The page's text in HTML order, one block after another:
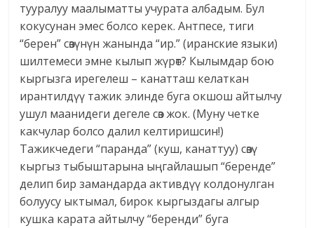
тууралуу маалыматты учурата албадым. Бул
кокусунан эмес болсо керек. Антпесе, тиги
“берен” сөзүнүн жанында “ир.” (иранские языки)
шилтемеси эмне кылып жүрөт? Кылымдар бою
кыргызга ирегелеш – канатташ келаткан
ирантилдүү тажик элинде буга окшош айтылчу
ушул маанидеги дегеле сөз жок. (Муну четке
какчулар болсо далил келтиришсин!)
Тажикчедеги “паранда” (куш, канаттуу) сөзү
кыргыз тыбыштарына ыңгайлашып “беренде”
делип бир замандарда активдүү колдонулган
болуусу ыктымал, бирок кыргыздагы алгыр
кушка карата айтылчу “беренди” буга